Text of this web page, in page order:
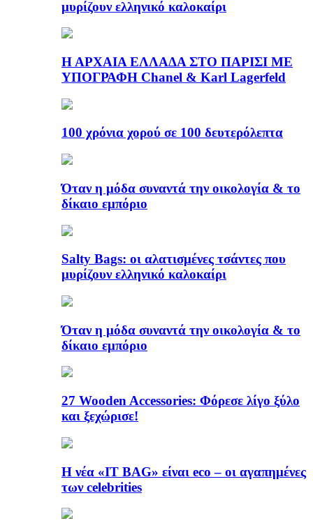
μυρίζουν ελληνικό καλοκαίρι
Η ΑΡΧΑΙΑ ΕΛΛΑΔΑ ΣΤΟ ΠΑΡΙΣΙ ΜΕ
ΥΠΟΓΡΑΦΗ Chanel & Karl Lagerfeld
100 χρόνια χορού σε 100 δευτερόλεπτα
Όταν η μόδα συναντά την οικολογία & το
δίκαιο εμπόριο
Salty Bags: οι αλατισμένες τσάντες που
μυρίζουν ελληνικό καλοκαίρι
Όταν η μόδα συναντά την οικολογία & το
δίκαιο εμπόριο
27 Wooden Accessories: Φόρεσε λίγο ξύλο
και ξεχώρισε!
Η νέα «IT BAG» είναι eco – οι αγαπημένες
των celebrities